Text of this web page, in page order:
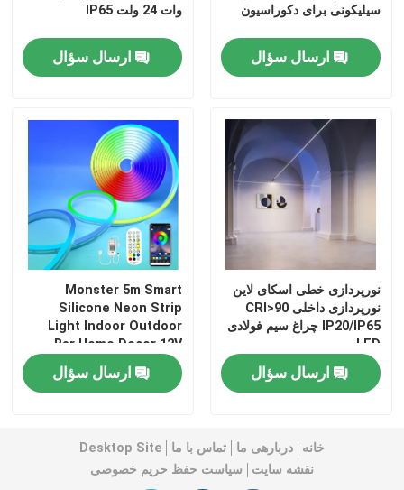
خانه
سیلیکونی برای دکوراسیون
ارسال سؤال
وات 24 ولت IP65
ارسال سؤال
نورپردازی خطی اسکای لاین
نورپردازی داخلی CRI>90
IP20/IP65 چراغ سیم فولادی
LED
ارسال سؤال
Monster 5m Smart
Silicone Neon Strip
Light Indoor Outdoor
Bar Home Decor 12V
ارسال سؤال
خانه دربارهی ما تماس با ما
Desktop Site
نقشه سایت
سیاست حفظ حریم خصوصی